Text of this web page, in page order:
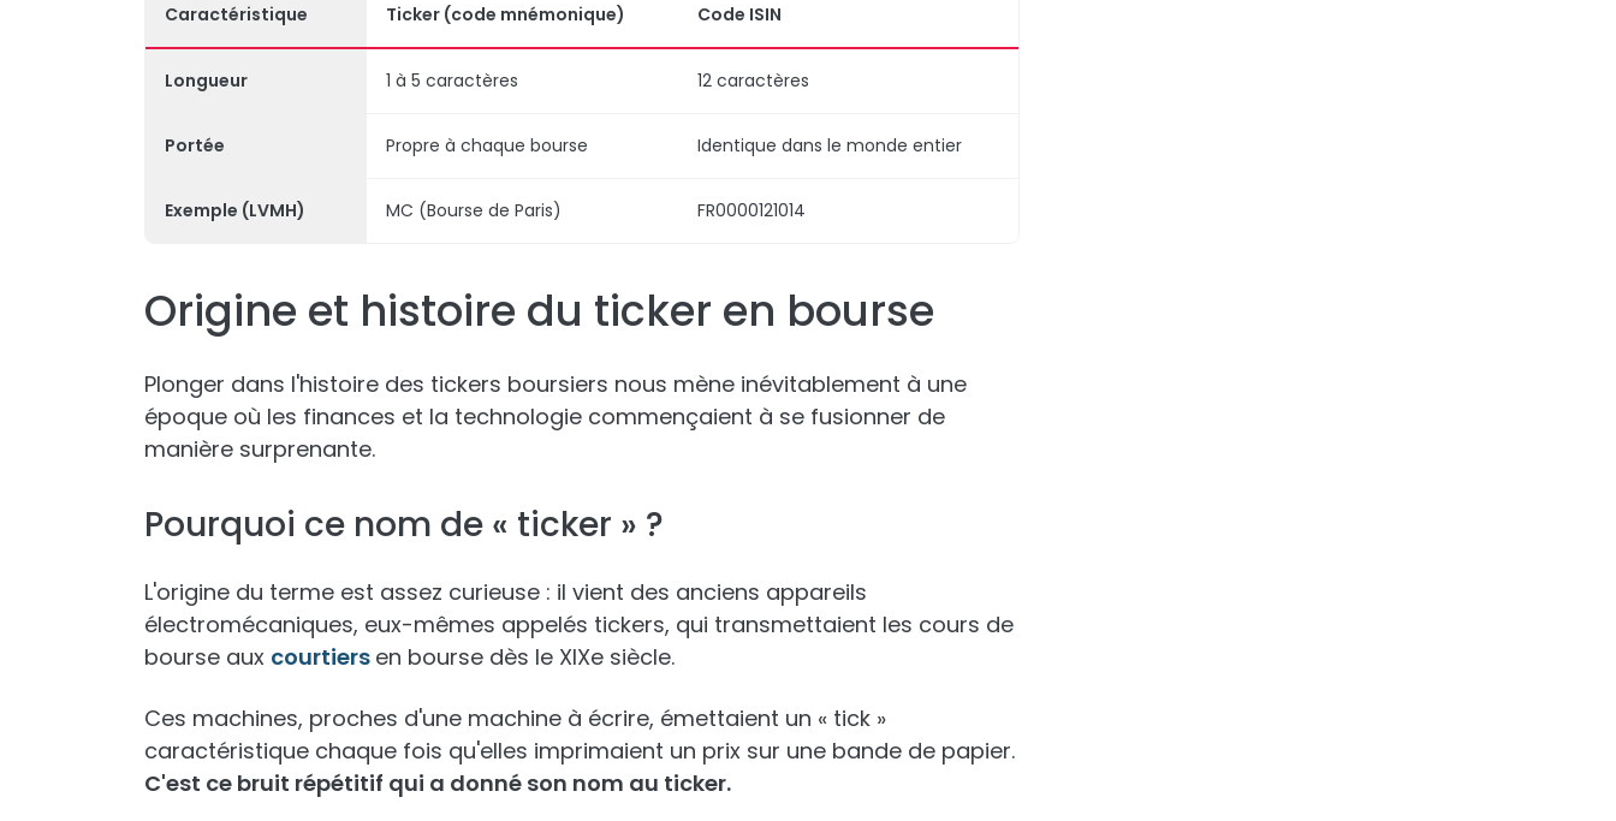
Caractéristique Ticker (code mnémonique) Code ISIN
Longueur 1 à 5 caractères 12 caractères
Portée Propre à chaque bourse Identique dans le monde entier
Exemple (LVMH) MC (Bourse de Paris) FR0000121014
Origine et histoire du ticker en bourse
Plonger dans l'histoire des tickers boursiers nous mène inévitablement à une
époque où les finances et la technologie commençaient à se fusionner de
manière surprenante.
Pourquoi ce nom de « ticker » ?
L'origine du terme est assez curieuse : il vient des anciens appareils
électromécaniques, eux-mêmes appelés tickers, qui transmettaient les cours de
bourse aux courtiers en bourse dès le XIXe siècle.
Ces machines, proches d'une machine à écrire, émettaient un « tick »
caractéristique chaque fois qu'elles imprimaient un prix sur une bande de papier.
C'est ce bruit répétitif qui a donné son nom au ticker.